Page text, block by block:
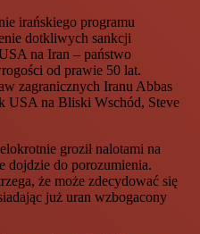
irańskiego programu
dotkliwych sankcji
na Iran – państwo
od prawie 50 lat.
zagranicznych Iranu Abbas
USA na Bliski Wschód, Steve
groził nalotami na
dojdzie do porozumienia.
że może zdecydować się
już uran wzbogacony